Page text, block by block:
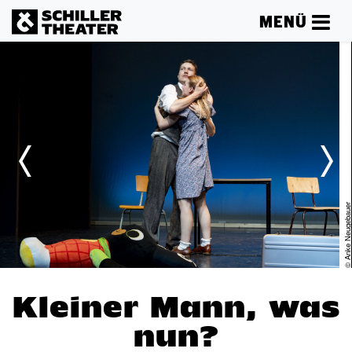
MENÜ
© Anke Neugebauer
Kleiner Mann, was
nun?